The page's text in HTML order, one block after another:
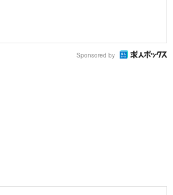
Sponsored by